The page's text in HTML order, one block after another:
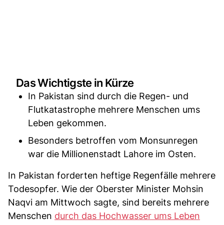
Das Wichtigste in Kürze
In Pakistan sind durch die Regen- und
Flutkatastrophe mehrere Menschen ums
Leben gekommen.
Besonders betroffen vom Monsunregen
war die Millionenstadt Lahore im Osten.
In Pakistan forderten heftige Regenfälle mehrere
Todesopfer. Wie der Oberster Minister Mohsin
Naqvi am Mittwoch sagte, sind bereits mehrere
Menschen durch das Hochwasser ums Leben